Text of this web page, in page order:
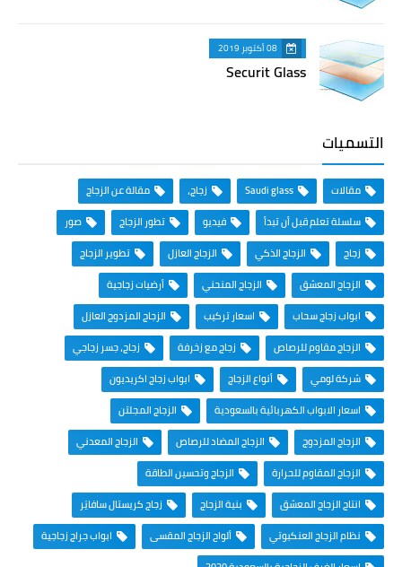
08 أكتوبر 2019
Securit Glass
التسميات
مقالات Saudi glass زجاج،
مقالة عن الزجاج
سلسلة تعلم قبل أن تبدأ
فيديو تطور الزجاج
صور
زجاج
الزجاج الذكي الزجاج العازل
تطوير الزجاج
الزجاج المعشق
الزجاج المنحني
أرضيات زجاجية
ابواب زجاج سحاب
اسعار تركيب
الزجاج المزدوج العازل
الزجاج مقاوم للرصاص
زجاج مع زخرفة
زجاج، جسر زجاجي
شركة لومي
أنواع الزجاج
ابواب زجاج اكريديون
اسعار الابواب الكهربائية بالسعودية
الزجاج المجلتن
الزجاج المزدوج
الزجاج المضاد للرصاص
الزجاج المعدني
الزجاج المقاوم للحرارة
الزجاج وتحسين الطاقة
انتاج الزجاج المعشق
بنية الزجاج
زجاج كريستال سافايَر
نظام الزجاج العنكبوتي
ألواح الزجاج المقسى
ابواب جراج زجاجية